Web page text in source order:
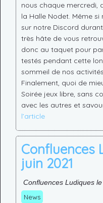
nous chaque mercredi,
la Halle Nodet. Même si
sur notre Discord
très hâte de vous
donc au taquet pour
testés pendant cette
sommeil de nos
Finalement, quoi de
Soirée jeux libre, sans
avec les autres et
l’article
Confluences
juin 2021
Confluences Ludiques
News